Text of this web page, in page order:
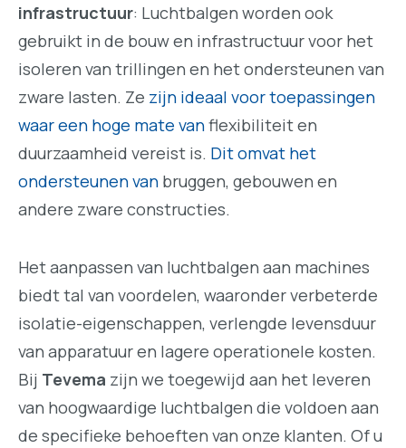
infrastructuur: Luchtbalgen worden ook
gebruikt in de bouw en infrastructuur voor het
isoleren van trillingen en het ondersteunen van
zware lasten. Ze zijn ideaal voor toepassingen
waar een hoge mate vanflexibiliteit en
duurzaamheid vereist is. Dit omvat het
ondersteunen van bruggen, gebouwen en
andere zware constructies.
Het aanpassen van luchtbalgen aan machines
biedt tal van voordelen, waaronder verbeterde
isolatie-eigenschappen, verlengde levensduur
van apparatuur en lagere operationele kosten.
Bij Tevema zijn we toegewijd aan het leveren
van hoogwaardige luchtbalgen die voldoen aan
de specifieke behoeften van onze klanten. Of u